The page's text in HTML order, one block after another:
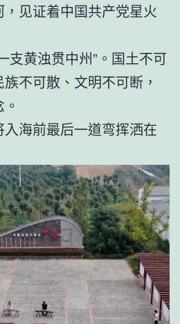
见证着中国共产党星火
支黄浊贯中州”。国土不可
不可散、文明不可断，
海前最后一道弯挥洒在